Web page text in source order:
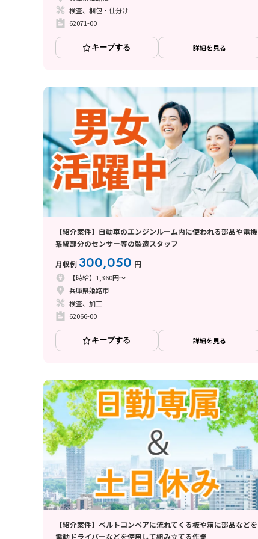
検査、梱包・仕分け
62071-00
キープする 詳細を見る
【紹介案件】自動車のエンジンルーム内に使われる部品や電機
系統部分のセンサー等の製造スタッフ
月収例 300,050 円
【時給】1,360円～
兵庫県姫路市
検査、加工
62066-00
キープする 詳細を見る
【紹介案件】ベルトコンベアに流れてくる板や箱に部品などを
電動ドライバーなどを使用して組み立てる作業